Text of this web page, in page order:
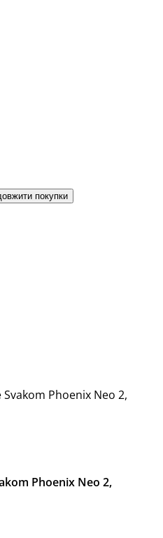
покупки
Svakom Phoenix Neo 2,
Phoenix Neo 2,